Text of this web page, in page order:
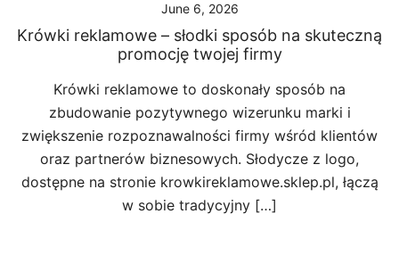
June 6, 2026
Krówki reklamowe – słodki sposób na skuteczną
promocję twojej firmy
Krówki reklamowe to doskonały sposób na
zbudowanie pozytywnego wizerunku marki i
zwiększenie rozpoznawalności firmy wśród klientów
oraz partnerów biznesowych. Słodycze z logo,
dostępne na stronie krowkireklamowe.sklep.pl, łączą
w sobie tradycyjny […]